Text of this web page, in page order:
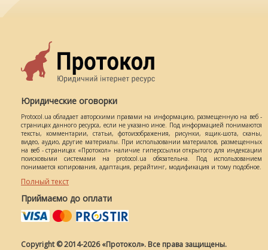
Юридические оговорки
Protocol.ua обладает авторскими правами на информацию, размещенную на веб -
страницах данного ресурса, если не указано иное. Под информацией понимаются
тексты, комментарии, статьи, фотоизображения, рисунки, ящик-шота, сканы,
видео, аудио, другие материалы. При использовании материалов, размещенных
на веб - страницах «Протокол» наличие гиперссылки открытого для индексации
поисковыми системами на protocol.ua обязательна. Под использованием
понимается копирования, адаптация, рерайтинг, модификация и тому подобное.
Полный текст
Приймаємо до оплати
Copyright © 2014-2026 «Протокол». Все права защищены.